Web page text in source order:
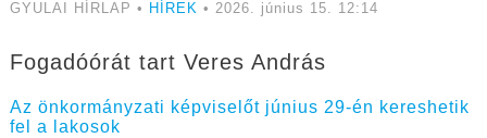
GYULAI HÍRLAP • HÍREK • 2026. június 15. 12:14
Fogadóórát tart Veres András
Az önkormányzati képviselőt június 29-én kereshetik
fel a lakosok